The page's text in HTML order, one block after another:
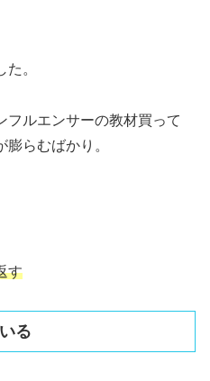
。
フルエンサーの教材買って
らむばかり。
す
る